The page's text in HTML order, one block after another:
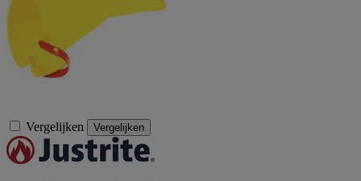
Vergelijken Vergelijken